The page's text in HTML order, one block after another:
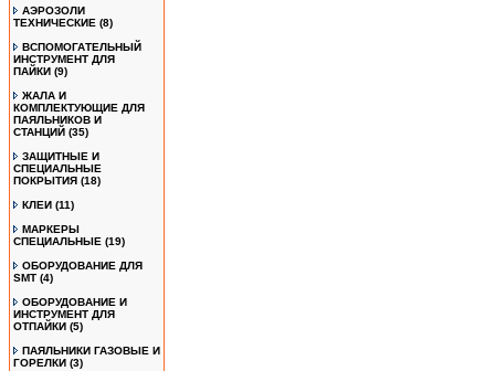
АЭРОЗОЛИ
ТЕХНИЧЕСКИЕ (8)
ВСПОМОГАТЕЛЬНЫЙ
ИНСТРУМЕНТ ДЛЯ
ПАЙКИ (9)
ЖАЛА И
КОМПЛЕКТУЮЩИЕ ДЛЯ
ПАЯЛЬНИКОВ И
СТАНЦИЙ (35)
ЗАЩИТНЫЕ И
СПЕЦИАЛЬНЫЕ
ПОКРЫТИЯ (18)
КЛЕИ (11)
МАРКЕРЫ
СПЕЦИАЛЬНЫЕ (19)
ОБОРУДОВАНИЕ ДЛЯ
SMT (4)
ОБОРУДОВАНИЕ И
ИНСТРУМЕНТ ДЛЯ
ОТПАЙКИ (5)
ПАЯЛЬНИКИ ГАЗОВЫЕ И
ГОРЕЛКИ (3)